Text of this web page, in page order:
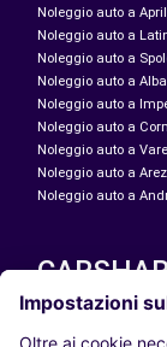
Noleggio auto a
Noleggio auto a
Noleggio auto a
Noleggio auto a Alba
Noleggio auto a
Noleggio auto a
Noleggio auto a
Noleggio auto a
Noleggio auto a
LE NOSTRE CITTÀ
Paris